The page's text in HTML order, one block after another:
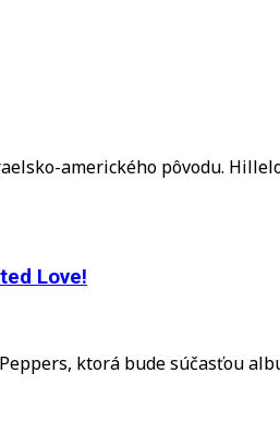
amerického pôvodu.
Love!
ktorá bude súčasťou